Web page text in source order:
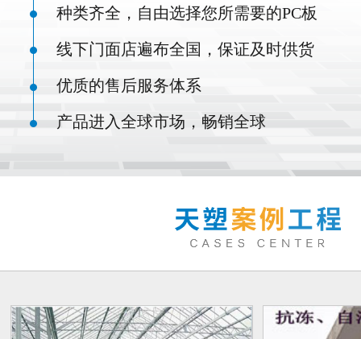
种类齐全，自由选择您所需要的PC板
线下门面店遍布全国，保证及时供货
优质的售后服务体系
产品进入全球市场，畅销全球